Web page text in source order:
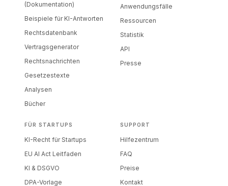
(Dokumentation)
Beispiele für KI-Antworten
Rechtsdatenbank
Vertragsgenerator
Rechtsnachrichten
Gesetzestexte
Analysen
Bücher
Anwendungsfälle
Ressourcen
Statistik
API
Presse
FÜR STARTUPS
KI-Recht für Startups
EU AI Act Leitfaden
KI & DSGVO
DPA-Vorlage
SUPPORT
Hilfezentrum
FAQ
Preise
Kontakt